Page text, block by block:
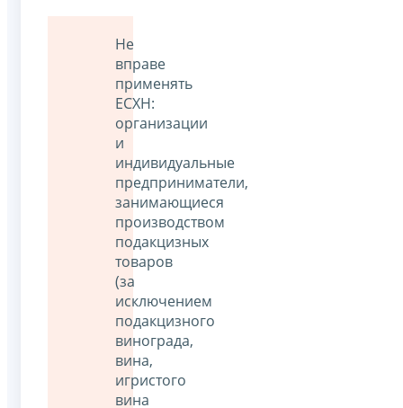
Не
вправе
применять
ЕСХН:
организации
и
индивидуальные
предприниматели,
занимающиеся
производством
подакцизных
товаров
(за
исключением
подакцизного
винограда,
вина,
игристого
вина